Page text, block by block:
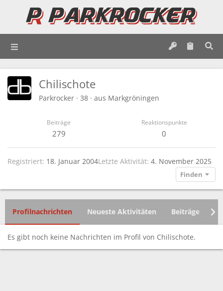
Chilischote
Parkrocker · 38 · aus Markgröningen
Beiträge
279
Reaktionspunkte
0
Registriert 18. Januar 2004Letzte Aktivität 4. November 2025
Finden
Profilnachrichten Neueste Aktivitäten Beiträge
Es gibt noch keine Nachrichten im Profil von Chilischote.